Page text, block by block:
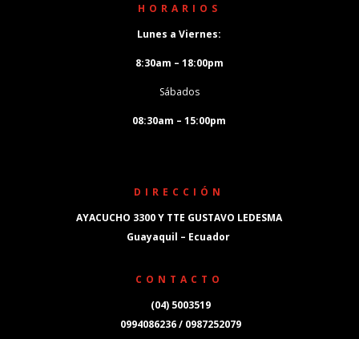
HORARIOS
Lunes a Viernes:
8:30am – 18:00pm
Sábados
08:30am – 15:00pm
DIRECCIÓN
AYACUCHO 3300 Y TTE GUSTAVO LEDESMA
Guayaquil – Ecuador
CONTACTO
(04) 5003519
0994086236 / 0987252079